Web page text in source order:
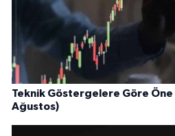
Teknik Göstergelere Göre Öne
Ağustos)